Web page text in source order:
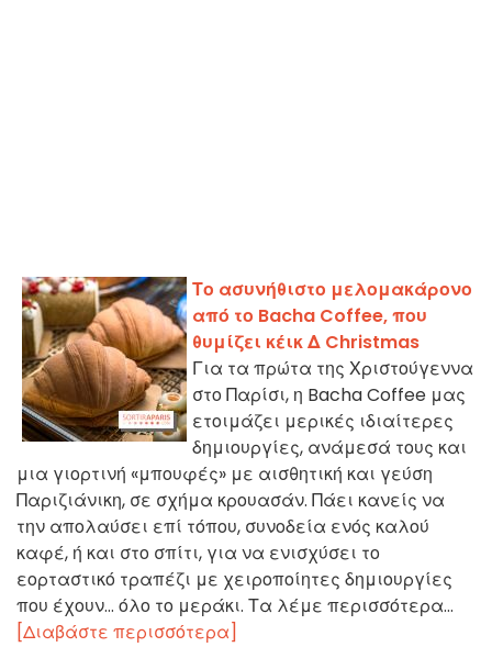
Το ασυνήθιστο μελομακάρονο
από το Bacha Coffee, που
θυμίζει κέικ Δ Christmas
Για τα πρώτα της Χριστούγεννα
στο Παρίσι, η Bacha Coffee μας
ετοιμάζει μερικές ιδιαίτερες
δημιουργίες, ανάμεσά τους και
μια γιορτινή «μπουφές» με αισθητική και γεύση
Παριζιάνικη, σε σχήμα κρουασάν. Πάει κανείς να
την απολαύσει επί τόπου, συνοδεία ενός καλού
καφέ, ή και στο σπίτι, για να ενισχύσει το
εορταστικό τραπέζι με χειροποίητες δημιουργίες
που έχουν… όλο το μεράκι. Τα λέμε περισσότερα...
[Διαβάστε περισσότερα]